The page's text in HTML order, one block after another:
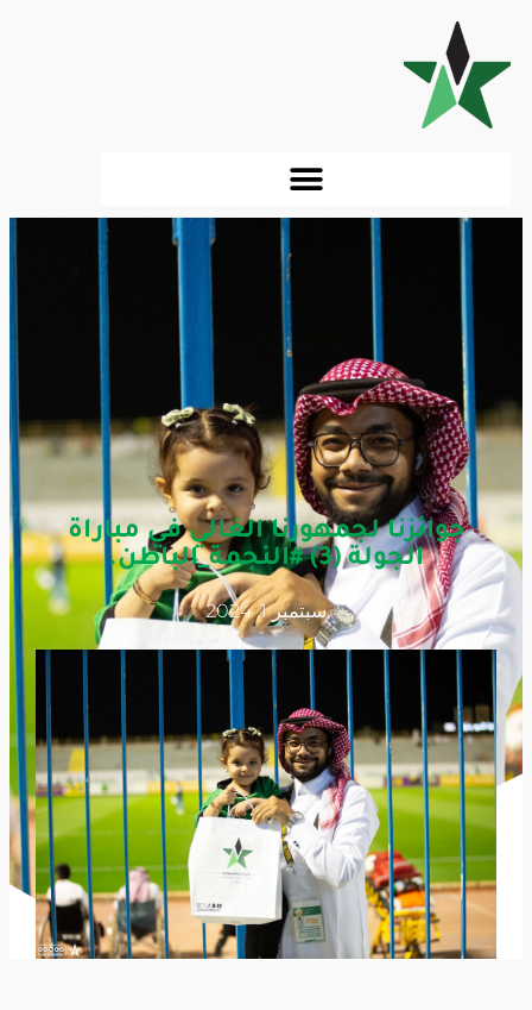
جوائزنا لجمهورنا الغالي في مباراة
الجولة (3) #النجمة_الباطن.
سبتمبر 1, 2024